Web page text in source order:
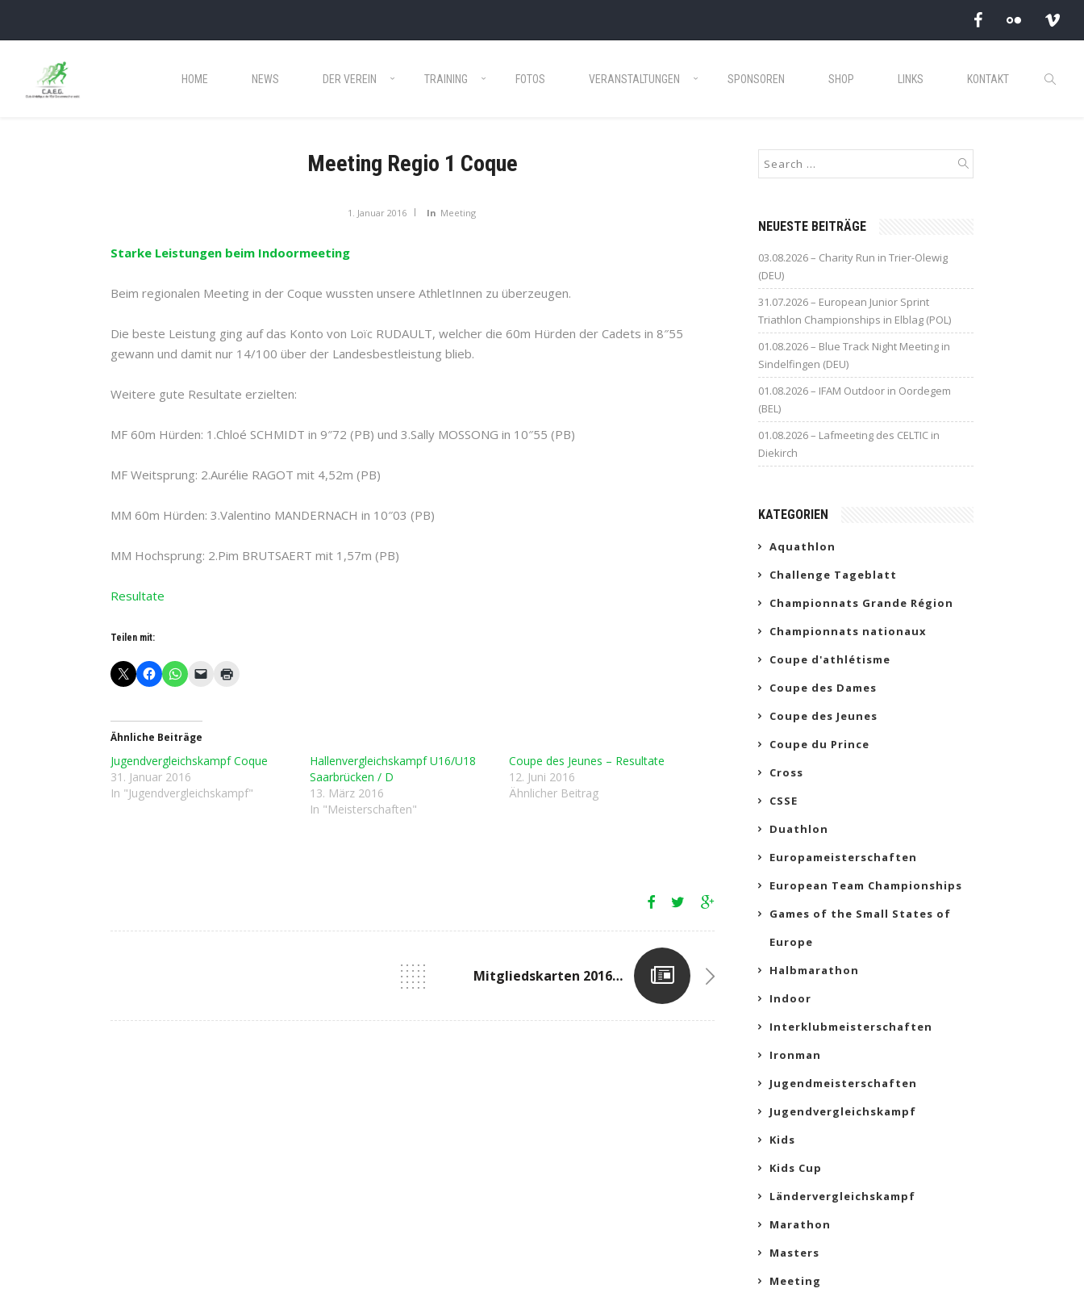
HOME NEWS DER VEREIN TRAINING FOTOS VERANSTALTUNGEN SPONSOREN SHOP LINKS KONTAKT
Meeting Regio 1 Coque
1. Januar 2016 In Meeting
Starke Leistungen beim Indoormeeting
Beim regionalen Meeting in der Coque wussten unsere AthletInnen zu überzeugen.
Die beste Leistung ging auf das Konto von Loïc RUDAULT, welcher die 60m Hürden der Cadets in 8″55
gewann und damit nur 14/100 über der Landesbestleistung blieb.
Weitere gute Resultate erzielten:
MF 60m Hürden: 1.Chloé SCHMIDT in 9″72 (PB) und 3.Sally MOSSONG in 10″55 (PB)
MF Weitsprung: 2.Aurélie RAGOT mit 4,52m (PB)
MM 60m Hürden: 3.Valentino MANDERNACH in 10″03 (PB)
MM Hochsprung: 2.Pim BRUTSAERT mit 1,57m (PB)
Resultate
Teilen mit:
Ähnliche Beiträge
Jugendvergleichskampf Coque
31. Januar 2016
In "Jugendvergleichskampf"
Hallenvergleichskampf U16/U18
Saarbrücken / D
13. März 2016
In "Meisterschaften"
Coupe des Jeunes – Resultate
12. Juni 2016
Ähnlicher Beitrag
Mitgliedskarten 2016 / Cartes De Membres 2016
NEUESTE BEITRÄGE
03.08.2026 – Charity Run in Trier-Olewig
(DEU)
31.07.2026 – European Junior Sprint
Triathlon Championships in Elblag (POL)
01.08.2026 – Blue Track Night Meeting in
Sindelfingen (DEU)
01.08.2026 – IFAM Outdoor in Oordegem
(BEL)
01.08.2026 – Lafmeeting des CELTIC in
Diekirch
KATEGORIEN
Aquathlon
Challenge Tageblatt
Championnats Grande Région
Championnats nationaux
Coupe d'athlétisme
Coupe des Dames
Coupe des Jeunes
Coupe du Prince
Cross
CSSE
Duathlon
Europameisterschaften
European Team Championships
Games of the Small States of
Europe
Halbmarathon
Indoor
Interklubmeisterschaften
Ironman
Jugendmeisterschaften
Jugendvergleichskampf
Kids
Kids Cup
Ländervergleichskampf
Marathon
Masters
Meeting